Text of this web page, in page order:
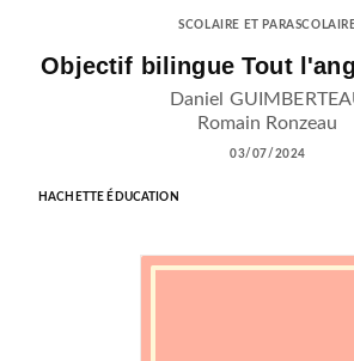
SCOLAIRE ET
Objectif bilingue Tout
Daniel
Romain Ronzeau
03/07/2024
HACHETTE ÉDUCATION